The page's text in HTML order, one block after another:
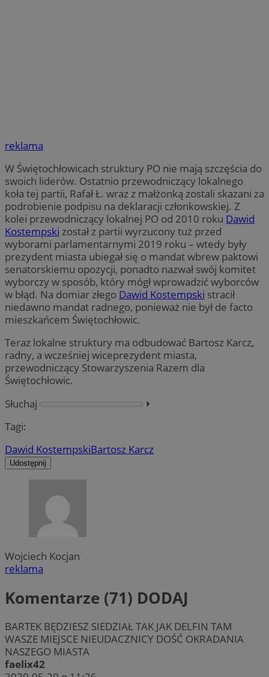
reklama
W Świętochłowicach struktury PO nie mają szczęścia do
swoich liderów. Ostatnio przewodniczący lokalnego
koła tej partii, Rafał Ł. wraz z małżonką zostali skazani za
podrobienie podpisu na deklaracji członkowskiej. Z
kolei przewodniczący lokalnej PO od 2010 roku Dawid
Kostempski został z partii wyrzucony tuż przed
wyborami parlamentarnymi 2019 roku – wtedy były
prezydent miasta ubiegał się o mandat wbrew paktowi
senatorskiemu opozycji, ponadto nazwał swój komitet
wyborczy w sposób, który mógł wprowadzić wyborców
w błąd. Na domiar złego Dawid Kostempski stracił
niedawno mandat radnego, ponieważ nie był de facto
mieszkańcem Świętochłowic.
Teraz lokalne struktury ma odbudować Bartosz Karcz,
radny, a wcześniej wiceprezydent miasta,
przewodniczący Stowarzyszenia Razem dla
Świętochłowic.
Słuchaj
⏵︎
Tagi:
Dawid KostempskiBartosz Karcz
Udostępnij
Wojciech Kocjan
reklama
Komentarze (71) DODAJ
BARTEK BĘDZIESZ SIEDZIAŁ TAK JAK DELFIN TAM
WASZE MIEJSCE NIEUDACZNICY DOŚĆ OKRADANIA
NASZEGO MIASTA
faelix42